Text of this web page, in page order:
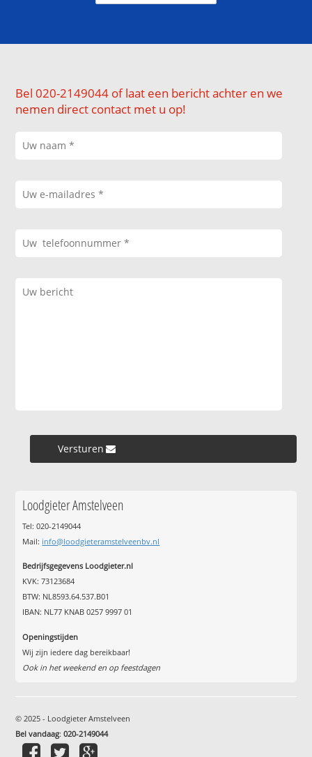
Bel 020-2149044 of laat een bericht achter en we
nemen direct contact met u op!
Versturen »
Loodgieter Amstelveen
Tel: 020-2149044
Mail: info@loodgieteramstelveenbv.nl
Bedrijfsgegevens Loodgieter.nl
KVK: 73123684
BTW: NL8593.64.537.B01
IBAN: NL77 KNAB 0257 9997 01
Openingstijden
Wij zijn iedere dag bereikbaar!
Ook in het weekend en op feestdagen
© 2025 - Loodgieter Amstelveen
Bel vandaag:020-2149044